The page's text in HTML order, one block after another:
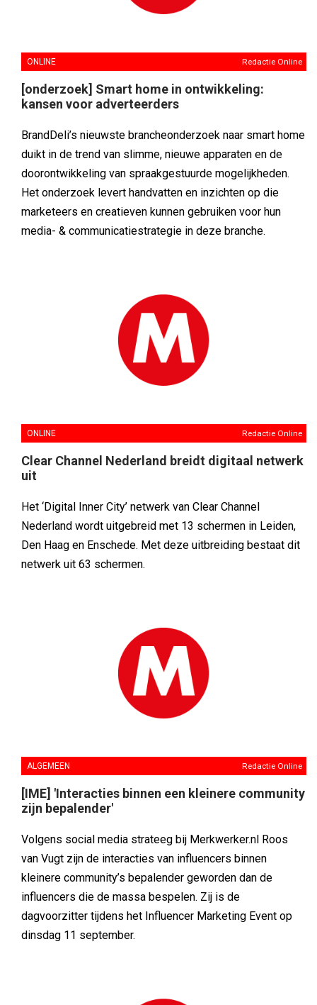
ONLINE Redactie Online
[onderzoek] Smart home in ontwikkeling:
kansen voor adverteerders
BrandDeli’s nieuwste brancheonderzoek naar smart home
duikt in de trend van slimme, nieuwe apparaten en de
doorontwikkeling van spraakgestuurde mogelijkheden.
Het onderzoek levert handvatten en inzichten op die
marketeers en creatieven kunnen gebruiken voor hun
media- & communicatiestrategie in deze branche.
ONLINE Redactie Online
Clear Channel Nederland breidt digitaal netwerk
uit
Het ‘Digital Inner City’ netwerk van Clear Channel
Nederland wordt uitgebreid met 13 schermen in Leiden,
Den Haag en Enschede. Met deze uitbreiding bestaat dit
netwerk uit 63 schermen.
ALGEMEEN Redactie Online
[IME] 'Interacties binnen een kleinere community
zijn bepalender'
Volgens social media strateeg bij Merkwerker.nl Roos
van Vugt zijn de interacties van influencers binnen
kleinere community’s bepalender geworden dan de
influencers die de massa bespelen. Zij is de
dagvoorzitter tijdens het Influencer Marketing Event op
dinsdag 11 september.